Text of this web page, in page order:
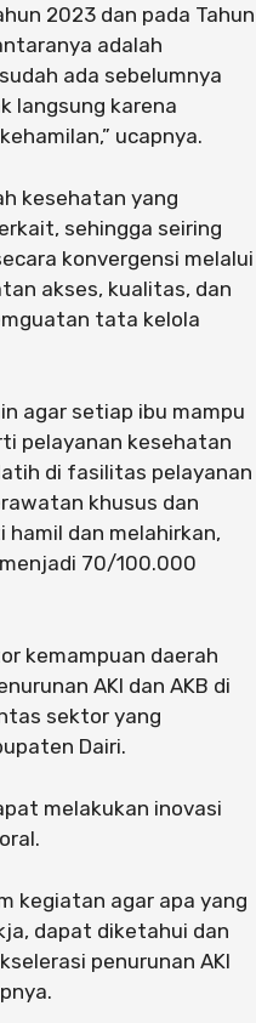
2023 dan pada Tahun
adalah
ada sebelumnya
langsung karena
ucapnya.
kesehatan yang
sehingga seiring
konvergensi melalui
akses, kualitas, dan
tata kelola
agar setiap ibu mampu
pelayanan kesehatan
di fasilitas pelayanan
khusus dan
dan melahirkan,
70/100.000
kemampuan daerah
AKI dan AKB di
sektor yang
Dairi.
melakukan inovasi
kegiatan agar apa yang
dapat diketahui dan
penurunan AKI